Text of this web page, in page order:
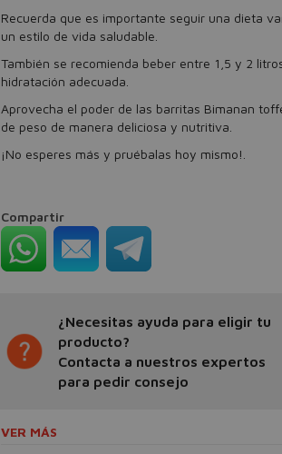
Recuerda que es importante seguir una dieta
un estilo de vida saludable.
También se recomienda beber entre 1,5 y 2
hidratación adecuada.
Aprovecha el poder de las barritas Bimanan
de peso de manera deliciosa y nutritiva.
¡No esperes más y pruébalas hoy mismo!.
Compartir
¿Necesitas ayuda para eligir tu
producto?
Contacta a nuestros expertos
para pedir consejo
VER MÁS